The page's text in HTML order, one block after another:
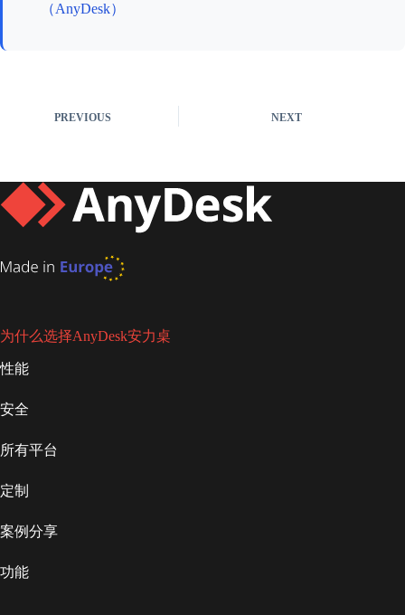
（AnyDesk）
PREVIOUS NEXT
为什么选择AnyDesk安力桌
性能
安全
所有平台
定制
案例分享
功能